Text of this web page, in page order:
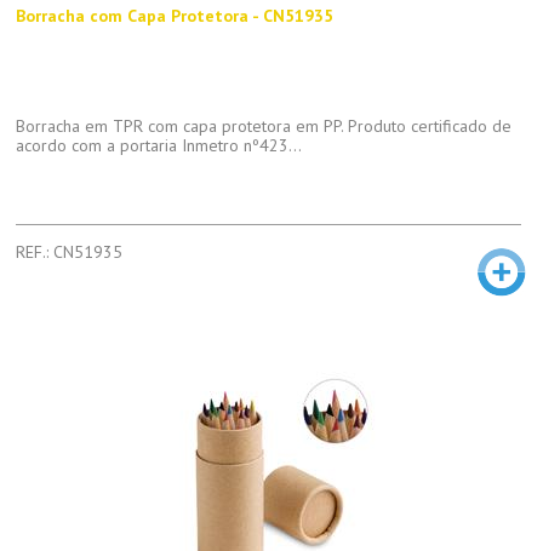
Borracha com Capa Protetora - CN51935
Borracha em TPR com capa protetora em PP. Produto certificado de
acordo com a portaria Inmetro nº423...
REF.: CN51935